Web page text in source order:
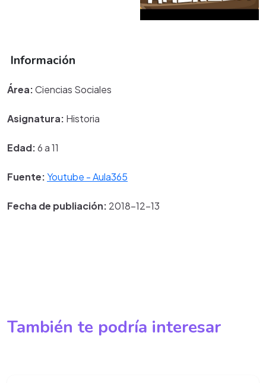
Información
Área:Ciencias Sociales
Asignatura: Historia
Edad:6 a 11
Fuente:Youtube - Aula365
Fecha de publiación: 2018-12-13
También te podría interesar